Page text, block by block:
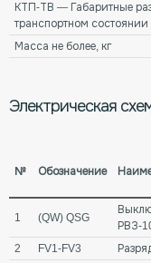
КТП-ТВ — Габаритные
транспортном состоянии
Масса не более, кг
Электрическая
№ Обозначение
1 (QW) QSG
РВЗ-
2 FV1-FV3